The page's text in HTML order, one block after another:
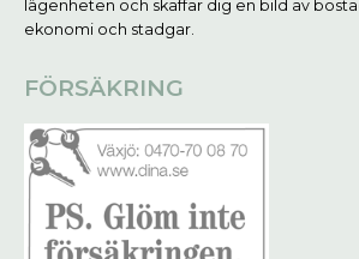
lägenheten och skaffar dig en bild av
ekonomi och stadgar.
FÖRSÄKRING